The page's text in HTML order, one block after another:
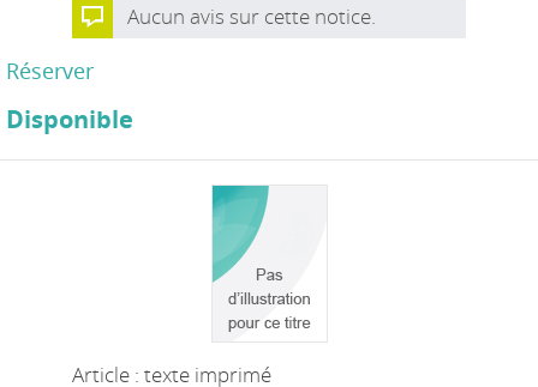
Aucun avis sur cette notice.
Réserver
Disponible
Article : texte imprimé